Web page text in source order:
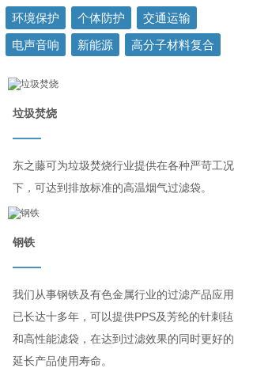
环境保护 个体防护
交通运输
电声音响
新能源 高分子材料复合
垃圾焚烧
——
东之藤可为垃圾焚烧行业提供在各种严苛工况
下，可达到排放标准的高温烟气过滤袋。
钢铁
——
我们从事钢铁及有色金属行业的过滤产品应用
已长达十多年，可以提供PPS及芳纶的针刺毡
和高性能滤袋，在达到过滤效果的同时更好的
延长产品使用寿命。